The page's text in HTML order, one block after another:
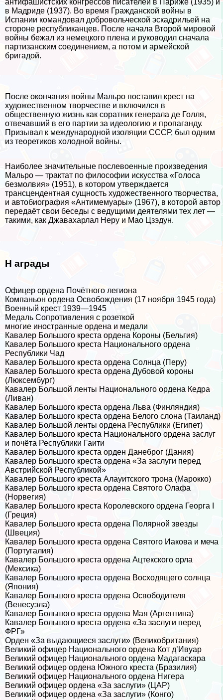
антифашистских конгрессов писателей в Париже (1935) и
в Мадриде (1937). Во время Гражданской войны в
Испании комaндовал добровольческой эскадрильей на
стороне республиканцев. После начала Второй мировой
войны бежал из немецкого плена и руководил сначала
партизанским соединением, а потом и армейской
бригадой.
После окончания войны Мальро поставил крест на
художественном творчестве и включился в
общественную жизнь как соратник генерала де Голля,
отвечавший в его партии за идеологию и пропаганду.
Призывал к международной изоляции СССР, был одним
из теоретиков холодной войны.
Наиболее значительные послевоенные произведения
Мальро — тpaктат по философии искусства «Голоса
безмолвия» (1951), в котором утверждается
трaнcцендентная сущность художественного творчества,
и автобиография «Антимемуары» (1967), в которой автор
передаёт свои беседы с ведущими деятелями тех лет —
такими, как Джавахарлал Неру и Мао Цзэдун.
Н аграды
Офицер ордена Почётного легиона
Компаньон ордена Освобождения (17 ноября 1945 года)
Военный крест 1939—1945
Медаль Сопротивления с розеткой
многие иностранные ордена и медали
Кавалер Большого креста ордена Короны (Бельгия)
Кавалер Большого креста Национального ордена
Республики Чад
Кавалер Большого креста ордена Солнца (Перу)
Кавалер Большого креста ордена Дубовой короны
(Люксембург)
Кавалер Большой ленты Национального ордена Кедра
(Ливан)
Кавалер Большого креста ордена Льва (Финляндия)
Кавалер Большого креста ордена Белого слона (Таиланд)
Кавалер Большой ленты ордена Республики (Египет)
Кавалер Большого креста Национального ордена заслуг
и почёта Республики Гаити
Кавалер Большого креста орден Данеброг (Дания)
Кавалер Большого креста ордена «За заслуги перед
Австрийской Республикой»
Кавалер Большого креста Алауитского трона (Марокко)
Кавалер Большого креста ордена Святого Олафа
(Норвегия)
Кавалер Большого креста Королевского ордена Георга I
(Греция)
Кавалер Большого креста ордена Полярной звезды
(Швеция)
Кавалер Большого креста ордена Святого Иакова и меча
(Португалия)
Кавалер Большого креста ордена Ацтекского орла
(Мексика)
Кавалер Большого креста ордена Восходящего солнца
(Япония)
Кавалер Большого креста ордена Освободителя
(Венесуэла)
Кавалер Большого креста ордена Мая (Аргентина)
Кавалер Большого креста ордена «За заслуги перед
ФРГ»
Орден «За выдающиеся заслуги» (Великобритания)
Великий офицер Национального ордена Кот д’Ивуар
Великий офицер Национального ордена Мадагаскара
Великий офицер ордена Южного креста (Бразилия)
Великий офицер Национального ордена Нигера
Великий офицер ордена «За заслуги» (ЦАР)
Великий офицер ордена «За заслуги» (Конго)